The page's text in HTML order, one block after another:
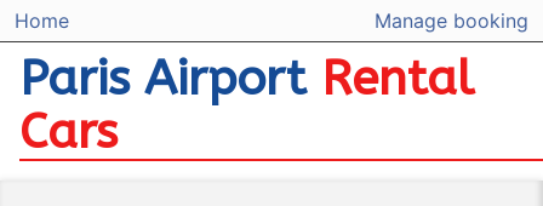
Home Manage booking
Paris Airport Rental
Cars